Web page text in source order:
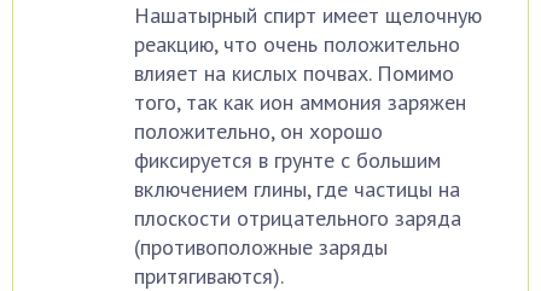
Нашатырный спирт имеет щелочную
реакцию, что очень положительно
влияет на кислых почвах. Помимо
того, так как ион аммония заряжен
положительно, он хорошо
фиксируется в грунте с большим
включением глины, где частицы на
плоскости отрицательного заряда
(противоположные заряды
притягиваются).